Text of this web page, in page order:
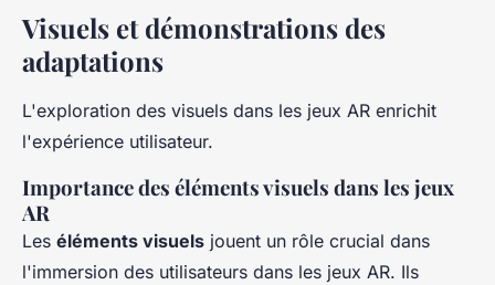
Visuels et démonstrations des
adaptations
L'exploration des visuels dans les jeux AR enrichit
l'expérience utilisateur.
Importance des éléments visuels dans les jeux
AR
Les éléments visuels jouent un rôle crucial dans
l'immersion des utilisateurs dans les jeux AR. Ils